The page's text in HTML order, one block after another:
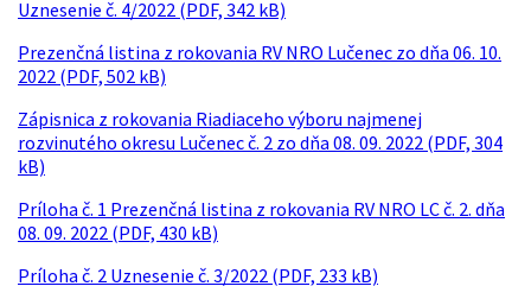
Uznesenie č. 4/2022 (PDF, 342 kB)
Prezenčná listina z rokovania RV NRO Lučenec zo dňa 06. 10.
2022 (PDF, 502 kB)
Zápisnica z rokovania Riadiaceho výboru najmenej
rozvinutého okresu Lučenec č. 2 zo dňa 08. 09. 2022 (PDF, 304
kB)
Príloha č. 1 Prezenčná listina z rokovania RV NRO LC č. 2. dňa
08. 09. 2022 (PDF, 430 kB)
Príloha č. 2 Uznesenie č. 3/2022 (PDF, 233 kB)